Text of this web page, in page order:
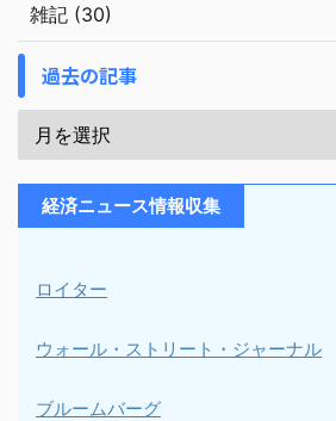
雑記 (30)
過去の記事
経済ニュース情報収集
ロイター
ウォール・ストリート・ジャーナル
ブルームバーグ